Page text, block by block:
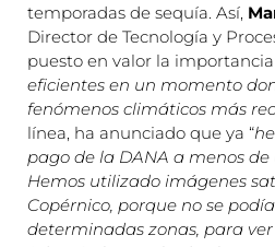
temporadas de sequía. Así,
Director de Tecnología y
puesto en valor la importancia
eficientes en un momento
fenómenos climáticos más
línea, ha anunciado que ya “
pago de la DANA a menos de
Hemos utilizado imágenes
Copérnico, porque no se
determinadas zonas, para